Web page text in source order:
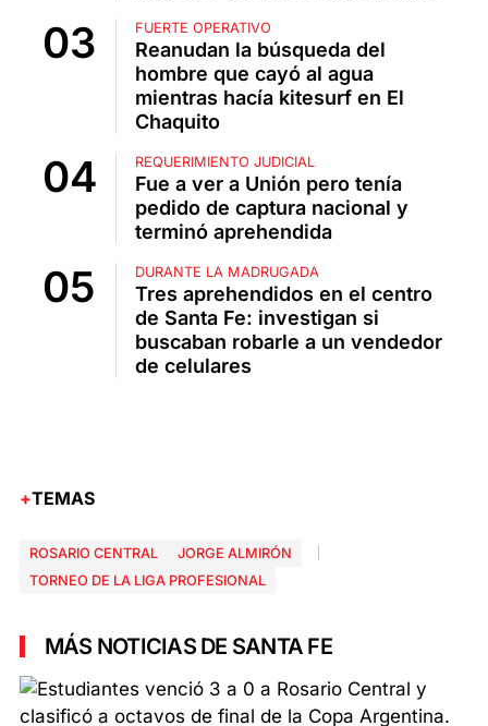
FUERTE OPERATIVO
Reanudan la búsqueda del
hombre que cayó al agua
mientras hacía kitesurf en El
Chaquito
REQUERIMIENTO JUDICIAL
Fue a ver a Unión pero tenía
pedido de captura nacional y
terminó aprehendida
DURANTE LA MADRUGADA
Tres aprehendidos en el centro
de Santa Fe: investigan si
buscaban robarle a un vendedor
de celulares
TEMAS
ROSARIO CENTRAL
JORGE ALMIRÓN
TORNEO DE LA LIGA PROFESIONAL
MÁS NOTICIAS DE SANTA FE